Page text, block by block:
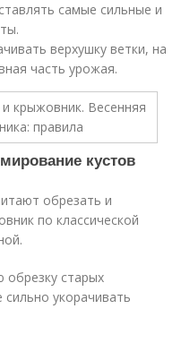
самые сильные и
верхушку ветки, на
часть урожая.
кустов
обрезать и
по классической
старых
сильно укорачивать